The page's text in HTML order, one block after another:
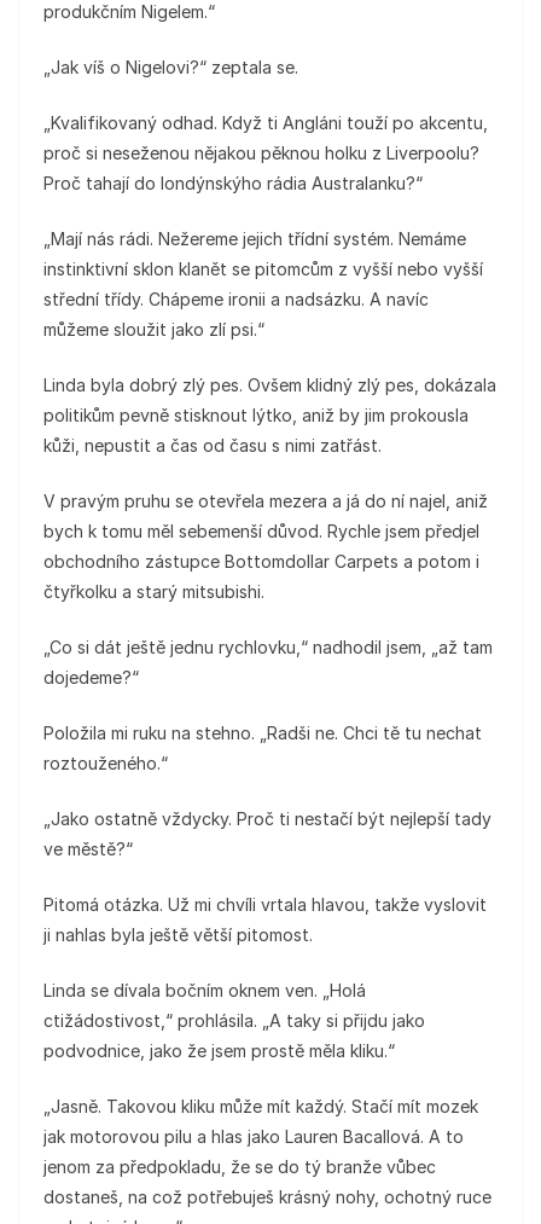
produkčním Nigelem.“
„Jak víš o Nigelovi?“ zeptala se.
„Kvalifikovaný odhad. Když ti Angláni touží po akcentu,
proč si neseženou nějakou pěknou holku z Liverpoolu?
Proč tahají do londýnskýho rádia Australanku?“
„Mají nás rádi. Nežereme jejich třídní systém. Nemáme
instinktivní sklon klanět se pitomcům z vyšší nebo vyšší
střední třídy. Chápeme ironii a nadsázku. A navíc
můžeme sloužit jako zlí psi.“
Linda byla dobrý zlý pes. Ovšem klidný zlý pes, dokázala
politikům pevně stisknout lýtko, aniž by jim prokousla
kůži, nepustit a čas od času s nimi zatřást.
V pravým pruhu se otevřela mezera a já do ní najel, aniž
bych k tomu měl sebemenší důvod. Rychle jsem předjel
obchodního zástupce Bottomdollar Carpets a potom i
čtyřkolku a starý mitsubishi.
„Co si dát ještě jednu rychlovku,“ nadhodil jsem, „až tam
dojedeme?“
Položila mi ruku na stehno. „Radši ne. Chci tě tu nechat
roztouženého.“
„Jako ostatně vždycky. Proč ti nestačí být nejlepší tady
ve městě?“
Pitomá otázka. Už mi chvíli vrtala hlavou, takže vyslovit
ji nahlas byla ještě větší pitomost.
Linda se dívala bočním oknem ven. „Holá
ctižádostivost,“ prohlásila. „A taky si přijdu jako
podvodnice, jako že jsem prostě měla kliku.“
„Jasně. Takovou kliku může mít každý. Stačí mít mozek
jak motorovou pilu a hlas jako Lauren Bacallová. A to
jenom za předpokladu, že se do tý branže vůbec
dostaneš, na což potřebuješ krásný nohy, ochotný ruce